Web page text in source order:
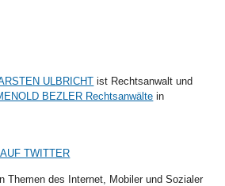
ULBRICHT ist Rechtsanwalt und
BEZLER Rechtsanwälte in
TWITTER
Themen des Internet, Mobiler und Sozialer